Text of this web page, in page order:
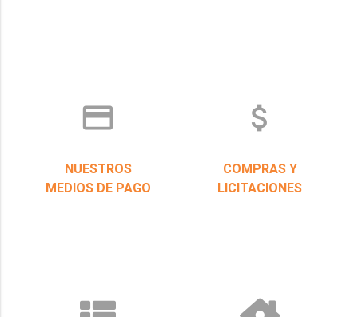
credit_card
NUESTROS
MEDIOS DE PAGO
attach_money
COMPRAS Y
LICITACIONES